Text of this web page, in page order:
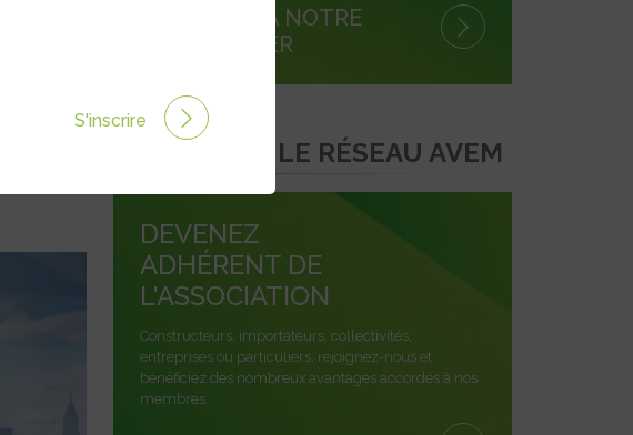
S'INSCRIRE À NOTRE
NEWSLETTER
REJOINDRE LE RÉSEAU AVEM
DEVENEZ
ADHÉRENT DE
L'ASSOCIATION
Constructeurs, importateurs, collectivités,
entreprises ou particuliers, rejoignez-nous et
bénéficiez des nombreux avantages accordés à nos
membres.
S'inscrire